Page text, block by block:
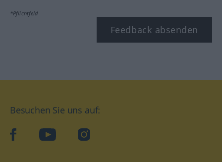
*Pflichtfeld
Feedback absenden
Besuchen Sie uns auf:
facebookYouTube Instagram